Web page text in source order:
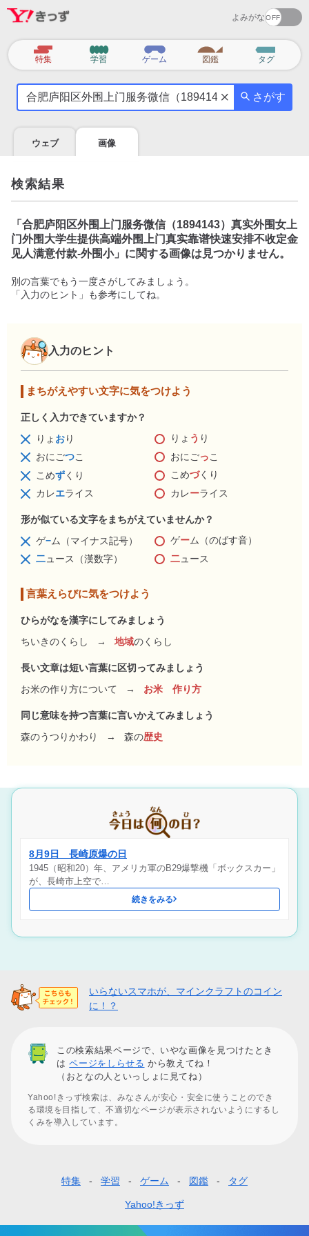
よみがな
カ
テ
特集 学習 ゲーム 図鑑 タグ
気
を
調
べ
よ
う
さがす
ウェブ 画像
検索結果
「 合肥庐阳区外围上门服务微信（1894143）真实外围女上
门外围大学生提供高端外围上门真实靠谱快速安排不收定金
见人满意付款-外围小」に関する画像は見つかりません。
別の言葉でもう一度さがしてみましょう。
「入力のヒント」も参考にしてね。
入力のヒント
まちがえやすい文字に気をつけよう
正しく入力できていますか？
りょ おり りょ う り
おにごつこ おにごっこ
こめずくり こめづくり
カレエライス カレーライス
形が似ている文字をまちがえていませんか？
ゲ−ム（マイナス記号） ゲーム（のばす音）
二ュース（漢数字） 二ュース
言葉えらびに気をつけよう
ひらがなを漢字にしてみましょう
ちいきのくらし
→ 地域のくらし
長い文章は短い言葉に区切ってみましょう
お米の作り方について
→ お米 作り方
同じ意味を持つ言葉に言いかえてみましょう
森のうつりかわり
→ 森の歴史
8月9日 長崎原爆の日
1945（昭和20）年、アメリカ軍のB29爆撃機「ボックスカー」
が、長崎市上空で…
続きをみる
いらないスマホが、マインクラフトのコイン
に！？
この検索結果ページで、いやな画像を見つけたとき
はページをしらせる から教えてね！
（おとなの人といっしょに見てね）
Yahoo!きっず検索は、みなさんが安心・安全に使うことのでき
る環境を目指して、不適切なページが表示されないようにするし
くみを導入しています。
タ
特集 学習 ゲーム 図鑑 タグ
Yahoo!きっず